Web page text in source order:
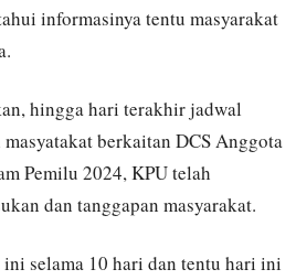
informasinya tentu masyarakat
hingga hari terakhir jadwal
berkaitan DCS Anggota
Pemilu 2024, KPU telah
dan tanggapan masyarakat.
ini selama 10 hari dan tentu hari ini